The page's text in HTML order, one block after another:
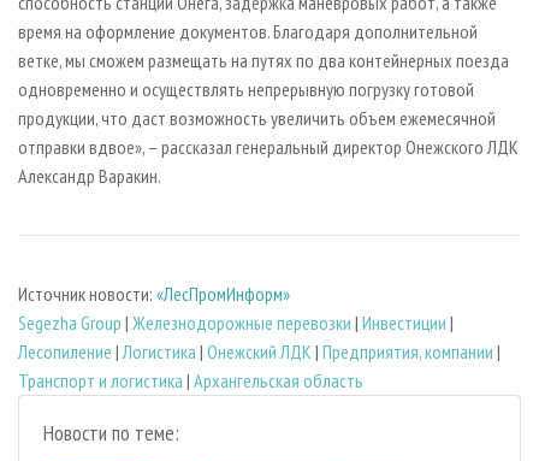
время на оформление документов. Благодаря дополнительной
ветке, мы сможем размещать на путях по два контейнерных поезда
одновременно и осуществлять непрерывную погрузку готовой
продукции, что даст возможность увеличить объем ежемесячной
отправки вдвое», – рассказал генеральный директор Онежского ЛДК
Александр Варакин.
Источник новости: «ЛесПромИнформ»
Segezha Group | Железнодорожные перевозки | Инвестиции |
Лесопиление |Логистика | Онежский ЛДК | Предприятия, компании |
Транспорт и логистика | Архангельская область
Новости по теме: